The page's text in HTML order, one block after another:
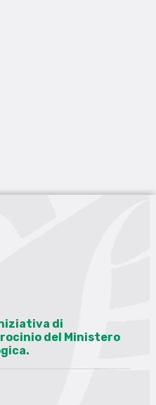
di
del Ministero